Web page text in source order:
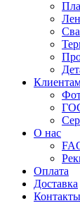
О нас
Оплата
Доставка
Контакты